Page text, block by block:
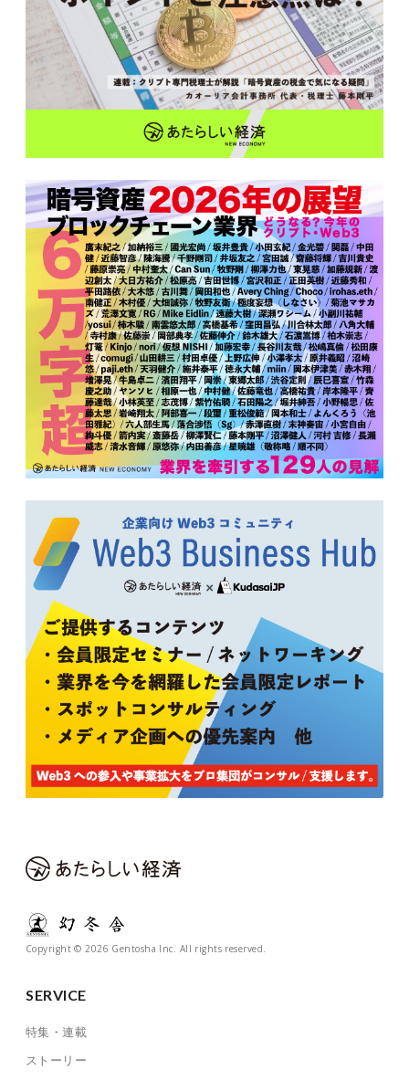
Copyright © 2026 Gentosha Inc. All rights reserved.
SERVICE
特集・連載
ストーリー